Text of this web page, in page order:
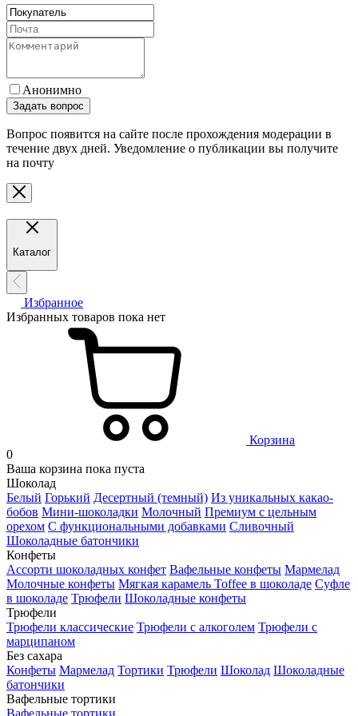
Анонимно
Задать вопрос
Вопрос появится на сайте после прохождения модерации в
течение двух дней. Уведомление о публикации вы получите
на почту
Каталог
Избранное
Избранных товаров пока нет
Корзина
0
Ваша корзина пока пуста
Шоколад
Белый Горький Десертный (темный) Из уникальных какао-
бобов Мини-шоколадки Молочный Премиум с цельным
орехом С функциональными добавками Сливочный
Шоколадные батончики
Конфеты
Ассорти шоколадных конфет Вафельные конфеты Мармелад
Молочные конфеты Мягкая карамель Toffee в шоколаде Суфле
в шоколаде Трюфели Шоколадные конфеты
Трюфели
Трюфели классические Трюфели с алкоголем Трюфели с
марципаном
Без сахара
Конфеты Мармелад Тортики Трюфели Шоколад Шоколадные
батончики
Вафельные тортики